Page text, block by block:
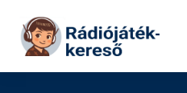
Tovább a tartalomhoz